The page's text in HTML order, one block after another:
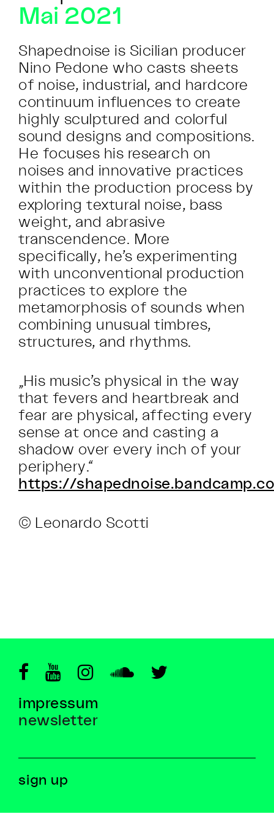
Mai 2021
Shapednoise is Sicilian producer
Nino Pedone who casts sheets
of noise, industrial, and hardcore
continuum influences to create
highly sculptured and colorful
sound designs and compositions.
He focuses his research on
noises and innovative practices
within the production process by
exploring textural noise, bass
weight, and abrasive
transcendence. More
specifically, he’s experimenting
with unconventional production
practices to explore the
metamorphosis of sounds when
combining unusual timbres,
structures, and rhythms.
„His music’s physical in the way
that fevers and heartbreak and
fear are physical, affecting every
sense at once and casting a
shadow over every inch of your
periphery.“
https://
© Leonardo Scotti
impressum
newsletter